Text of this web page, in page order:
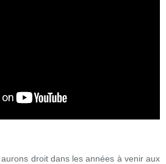
droit dans les années à venir aux